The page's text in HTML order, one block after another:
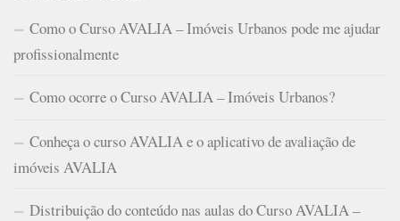
Como o Curso AVALIA – Imóveis Urbanos pode me ajudar
profissionalmente
Como ocorre o Curso AVALIA – Imóveis Urbanos?
Conheça o curso AVALIA e o aplicativo de avaliação de
imóveis AVALIA
Distribuição do conteúdo nas aulas do Curso AVALIA –